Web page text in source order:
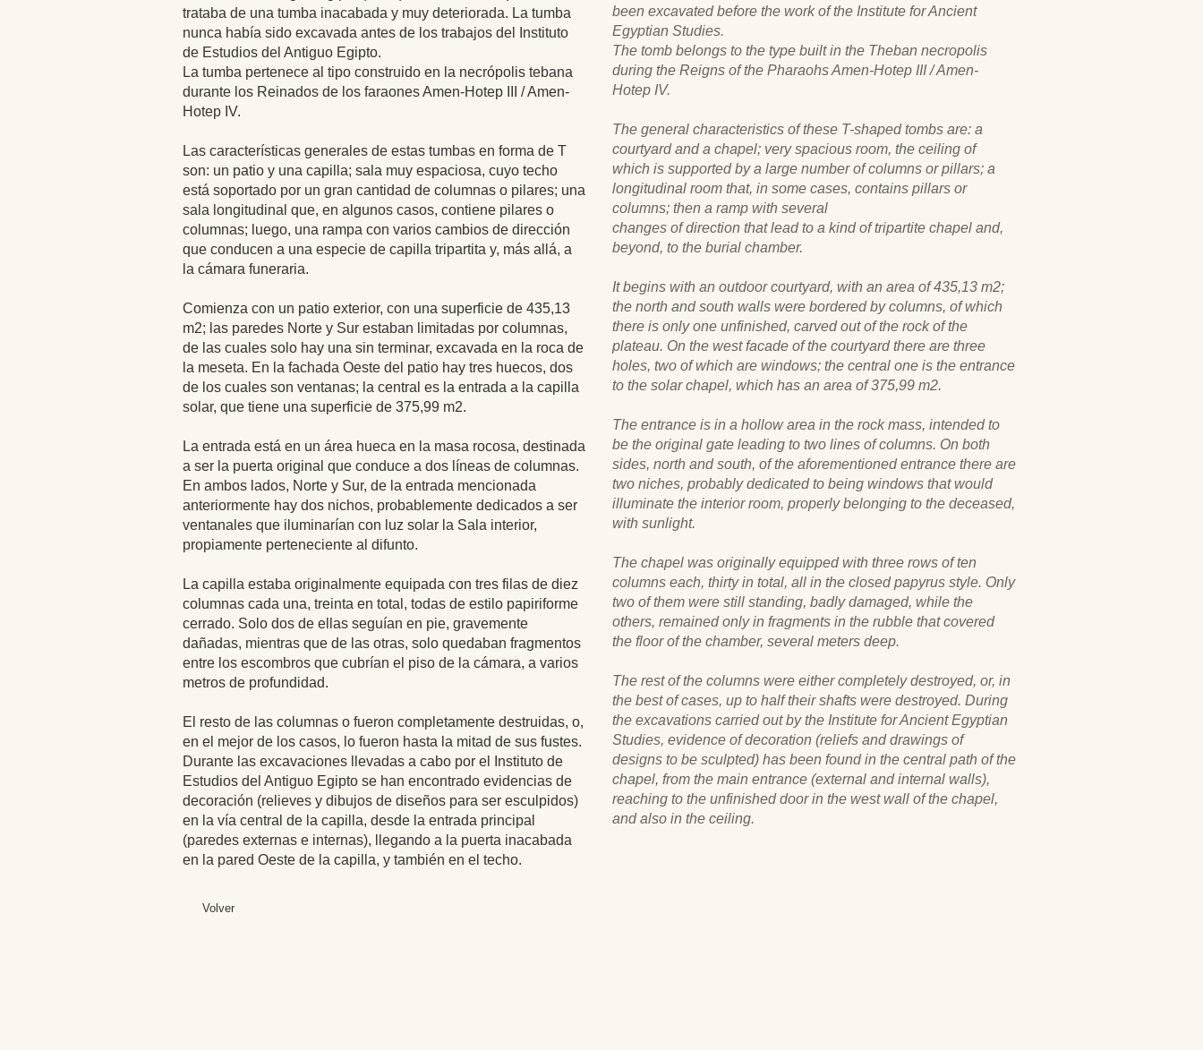
trataba de una tumba inacabada y muy deteriorada. La tumba
nunca había sido excavada antes de los trabajos del Instituto
de Estudios del Antiguo Egipto.
La tumba pertenece al tipo construido en la necrópolis tebana
durante los Reinados de los faraones Amen-Hotep III / Amen-
Hotep IV.
Las características generales de estas tumbas en forma de T
son: un patio y una capilla; sala muy espaciosa, cuyo techo
está soportado por un gran cantidad de columnas o pilares; una
sala longitudinal que, en algunos casos, contiene pilares o
columnas; luego, una rampa con varios cambios de dirección
que conducen a una especie de capilla tripartita y, más allá, a
la cámara funeraria.
Comienza con un patio exterior, con una superficie de 435,13
m2; las paredes Norte y Sur estaban limitadas por columnas,
de las cuales solo hay una sin terminar, excavada en la roca de
la meseta. En la fachada Oeste del patio hay tres huecos, dos
de los cuales son ventanas; la central es la entrada a la capilla
solar, que tiene una superficie de 375,99 m2.
La entrada está en un área hueca en la masa rocosa, destinada
a ser la puerta original que conduce a dos líneas de columnas.
En ambos lados, Norte y Sur, de la entrada mencionada
anteriormente hay dos nichos, probablemente dedicados a ser
ventanales que iluminarían con luz solar la Sala interior,
propiamente perteneciente al difunto.
La capilla estaba originalmente equipada con tres filas de diez
columnas cada una, treinta en total, todas de estilo papiriforme
cerrado. Solo dos de ellas seguían en pie, gravemente
dañadas, mientras que de las otras, solo quedaban fragmentos
entre los escombros que cubrían el piso de la cámara, a varios
metros de profundidad.
El resto de las columnas o fueron completamente destruidas, o,
en el mejor de los casos, lo fueron hasta la mitad de sus fustes.
Durante las excavaciones llevadas a cabo por el Instituto de
Estudios del Antiguo Egipto se han encontrado evidencias de
decoración (relieves y dibujos de diseños para ser esculpidos)
en la vía central de la capilla, desde la entrada principal
(paredes externas e internas), llegando a la puerta inacabada
en la pared Oeste de la capilla, y también en el techo.
been excavated before the work of the Institute for Ancient
Egyptian Studies.
The tomb belongs to the type built in the Theban necropolis
during the Reigns of the Pharaohs Amen-Hotep III / Amen-
Hotep IV.
The general characteristics of these T-shaped tombs are: a
courtyard and a chapel; very spacious room, the ceiling of
which is supported by a large number of columns or pillars; a
longitudinal room that, in some cases, contains pillars or
columns; then a ramp with several
changes of direction that lead to a kind of tripartite chapel and,
beyond, to the burial chamber.
It begins with an outdoor courtyard, with an area of 435,13 m2;
the north and south walls were bordered by columns, of which
there is only one unfinished, carved out of the rock of the
plateau. On the west facade of the courtyard there are three
holes, two of which are windows; the central one is the entrance
to the solar chapel, which has an area of 375,99 m2.
The entrance is in a hollow area in the rock mass, intended to
be the original gate leading to two lines of columns. On both
sides, north and south, of the aforementioned entrance there are
two niches, probably dedicated to being windows that would
illuminate the interior room, properly belonging to the deceased,
with sunlight.
The chapel was originally equipped with three rows of ten
columns each, thirty in total, all in the closed papyrus style. Only
two of them were still standing, badly damaged, while the
others, remained only in fragments in the rubble that covered
the floor of the chamber, several meters deep.
The rest of the columns were either completely destroyed, or, in
the best of cases, up to half their shafts were destroyed. During
the excavations carried out by the Institute for Ancient Egyptian
Studies, evidence of decoration (reliefs and drawings of
designs to be sculpted) has been found in the central path of the
chapel, from the main entrance (external and internal walls),
reaching to the unfinished door in the west wall of the chapel,
and also in the ceiling.
Volver